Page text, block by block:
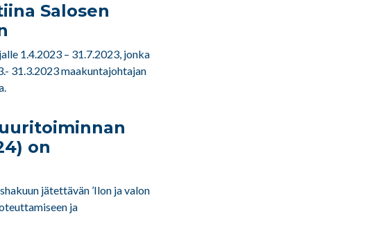
Salosen
1.4.2023 – 31.7.2023, jonka
31.3.2023 maakuntajohtajan
on
jätettävän ’Ilon ja valon
ja